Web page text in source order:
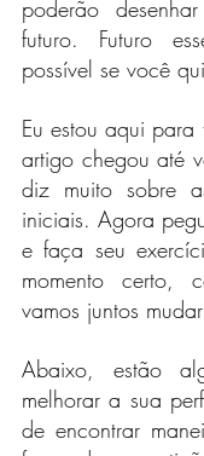
poderão
futuro. Futuro
possível se você
Eu estou aqui para
artigo chegou até
diz muito sobre
iniciais. Agora
e faça seu
momento certo,
vamos juntos
Abaixo, estão
melhorar a sua
de encontrar